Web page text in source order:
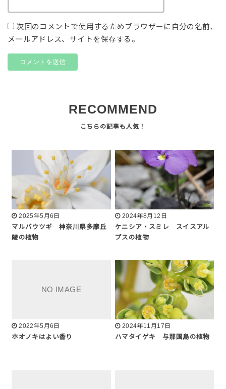
次回のコメントで使用するためブラウザーに自分の名前、
メールアドレス、サイトを保存する。
RECOMMEND
2025年5月6日
マルバウツギ 神奈川県多摩丘
陵の植物
2024年8月12日
ケニシア・スミレ スイスアル
プスの植物
2022年5月6日
ホオノキはよい香り
2024年11月17日
ハマタイゲキ 与那国島の植物